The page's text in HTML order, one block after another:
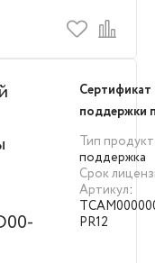
Сертификат
поддержки
для ЭВМ на
PR12)
Тип
поддержка
Срок
Артикул:
PR12